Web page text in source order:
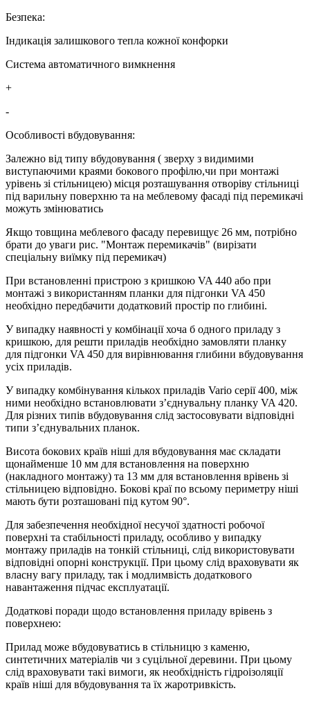
Безпека:
Індикація залишкового тепла кожної конфорки
Система автоматичного вимкнення
+
-
Особливості вбудовування:
Залежно від типу вбудовування ( зверху з видимими
виступаючими краями бокового профілю,чи при монтажі
урівень зі стільницею) місця розташування отворіву стільниці
під варильну поверхню та на меблевому фасаді під перемикачі
можуть змінюватись
Якщо товщина меблевого фасаду перевищує 26 мм, потрібно
брати до уваги рис. "Монтаж перемикачів" (вирізати
спеціальну виїмку під перемикач)
При встановленні пристрою з кришкою VA 440 або при
монтажі з використанням планки для підгонки VA 450
необхідно передбачити додатковий простір по глибині.
У випадку наявності у комбінації хоча б одного приладу з
кришкою, для решти приладів необхідно замовляти планку
для підгонки VA 450 для вирівнювання глибини вбудовування
усіх приладів.
У випадку комбінування кількох приладів Vario серії 400, між
ними необхідно встановлювати з’єднувальну планку VA 420.
Для різних типів вбудовування слід застосовувати відповідні
типи з’єднувальних планок.
Висота бокових країв ніші для вбудовування має складати
щонайменше 10 мм для встановлення на поверхню
(накладного монтажу) та 13 мм для встановлення врівень зі
стільницею відповідно. Бокові краї по всьому периметру ніші
мають бути розташовані під кутом 90°.
Для забезпечення необхідної несучої здатності робочої
поверхні та стабільності приладу, особливо у випадку
монтажу приладів на тонкій стільниці, слід використовувати
відповідні опорні конструкції. При цьому слід враховувати як
власну вагу приладу, так і модлимвість додаткового
навантаження підчас експлуатації.
Додаткові поради щодо встановлення приладу врівень з
поверхнею:
Прилад може вбудовуватись в стільницю з каменю,
синтетичних матеріалів чи з суцільної деревини. При цьому
слід враховувати такі вимоги, як необхідність гідроізоляції
країв ніші для вбудовування та їх жаротривкість.